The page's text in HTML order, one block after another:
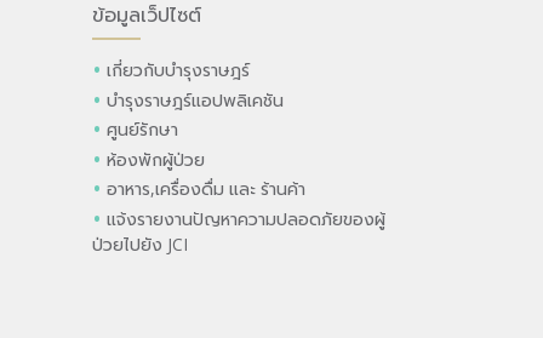
ข้อมูลเว็ปไซต์
เกี่ยวกับบำรุงราษฎร์
บำรุงราษฎร์แอปพลิเคชัน
ศูนย์รักษา
ห้องพักผู้ป่วย
อาหาร,เครื่องดื่ม และ ร้านค้า
แจ้งรายงานปัญหาความปลอดภัยของผู้
ป่วยไปยัง JCI